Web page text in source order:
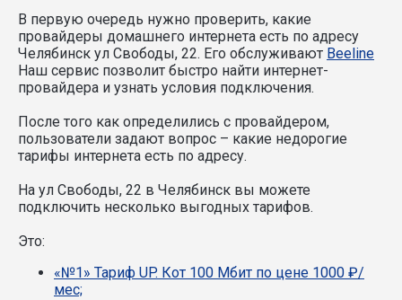
В первую очередь нужно проверить, какие
провайдеры домашнего интернета есть по адресу
Челябинск ул Свободы, 22. Его обслуживают Beeline
Наш сервис позволит быстро найти интернет-
провайдера и узнать условия подключения.
После того как определились с провайдером,
пользователи задают вопрос – какие недорогие
тарифы интернета есть по адресу.
На ул Свободы, 22 в Челябинск вы можете
подключить несколько выгодных тарифов.
Это:
«№1» Тариф UP. Кот 100 Мбит по цене 1000 ₽/
мес;